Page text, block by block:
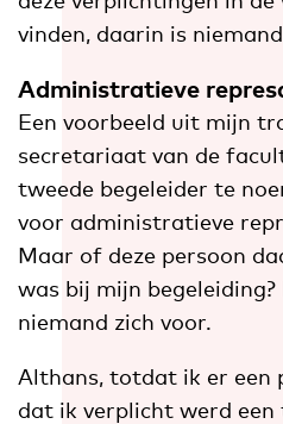
vinden, daarin is
Administratieve
Een voorbeeld uit mijn
secretariaat van de
tweede begeleider te
voor administratieve
Maar of deze persoon
was bij mijn
niemand zich voor.
Althans, totdat ik er een
dat ik verplicht werd een